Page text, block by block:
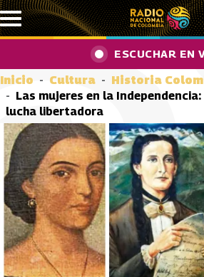
Pasar al contenido principal
ESCUCHAR EN
Inicio Cultura
Historia
Las mujeres en la
lucha libertadora